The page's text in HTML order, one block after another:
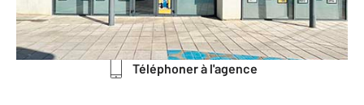
Envoyer un message
Téléphoner à l'agence